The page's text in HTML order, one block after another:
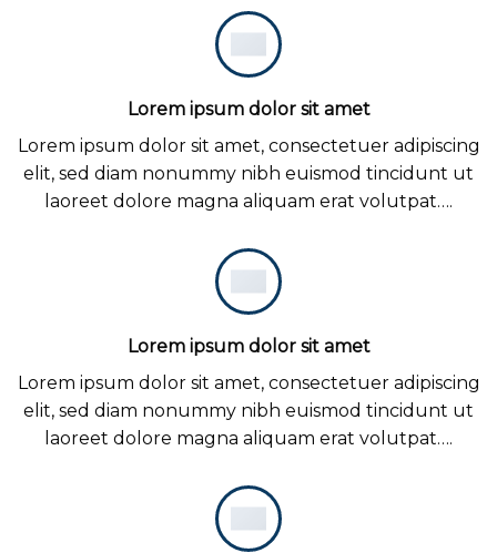
Lorem ipsum dolor sit amet
Lorem ipsum dolor sit amet, consectetuer adipiscing
elit, sed diam nonummy nibh euismod tincidunt ut
laoreet dolore magna aliquam erat volutpat….
Lorem ipsum dolor sit amet
Lorem ipsum dolor sit amet, consectetuer adipiscing
elit, sed diam nonummy nibh euismod tincidunt ut
laoreet dolore magna aliquam erat volutpat….